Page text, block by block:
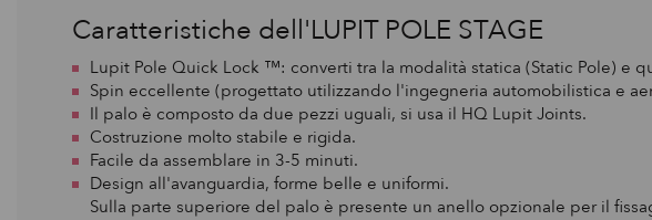
Caratteristiche dell'LUPIT POLE STAGE
Lupit Pole Quick Lock ™: converti tra la modalità statica (Static Pole) e
Spin eccellente (progettato utilizzando l'ingegneria automobilistica e
Il palo è composto da due pezzi uguali, si usa il HQ Lupit Joints.
Costruzione molto stabile e rigida.
Facile da assemblare in 3-5 minuti.
Design all'avanguardia, forme belle e uniformi.
Sulla parte superiore del palo è presente un anello opzionale per il